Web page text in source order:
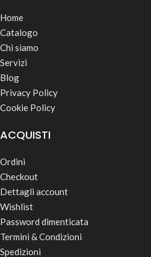
Home
Catalogo
Chi siamo
Servizi
Blog
Privacy Policy
Cookie Policy
ACQUISTI
Ordini
Checkout
Dettagli account
Wishlist
Password dimenticata
Termini & Condizioni
Spedizioni